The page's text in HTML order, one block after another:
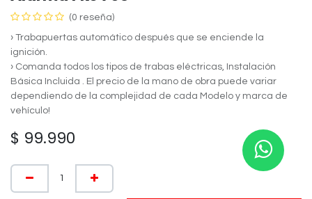
(0 reseña)
› Trabapuertas automático después que se enciende la
ignición.
› Comanda todos los tipos de trabas eléctricas, Instalación
Básica Incluida . El precio de la mano de obra puede variar
dependiendo de la complejidad de cada Modelo y marca de
vehículo!
$ 99.990